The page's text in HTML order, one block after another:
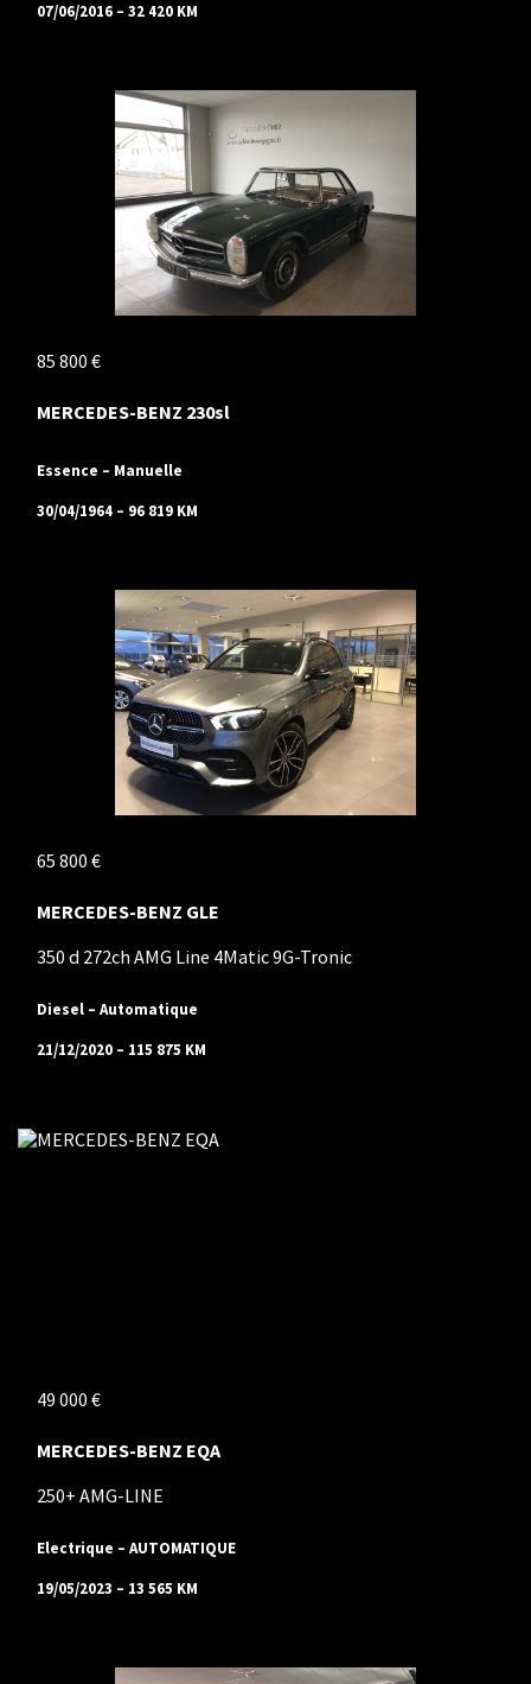
07/06/2016 – 32 420 KM
85 800 €
MERCEDES-BENZ 230sl
Essence – Manuelle
30/04/1964 – 96 819 KM
65 800 €
MERCEDES-BENZ GLE
350 d 272ch AMG Line 4Matic 9G-Tronic
Diesel – Automatique
21/12/2020 – 115 875 KM
49 000 €
MERCEDES-BENZ EQA
250+ AMG-LINE
Electrique – AUTOMATIQUE
19/05/2023 – 13 565 KM